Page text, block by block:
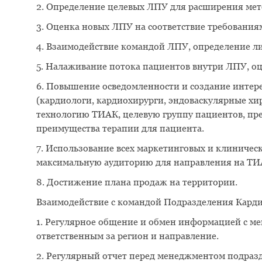
2. Определение целевых ЛПУ для расширения
3. Оценка новых ЛПУ на соответствие
4. Взаимодействие командой ЛПУ,
5. Налаживание потока пациентов внутри ЛПУ,
6. Повышение осведомленности и создание
(кардиологи, кардиохирурги, эндоваскулярные
технологию ТИАК, целевую группу пациентов,
преимущества терапии для пациента.
7. Использование всех маркетинговых и
максимальную аудиторию для направления на
8. Достижение плана продаж на территории.
Взаимодействие с командой Подразделения
1. Регулярное общение и обмен информацией с
ответственным за регион и направление.
2. Регулярный отчет перед менеджментом